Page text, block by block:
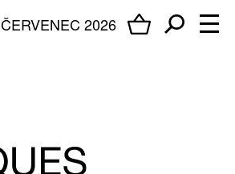
ČERVENEC 2026